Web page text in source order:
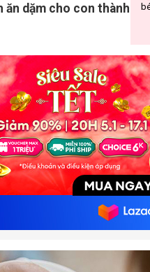
ăn dặm cho con thành